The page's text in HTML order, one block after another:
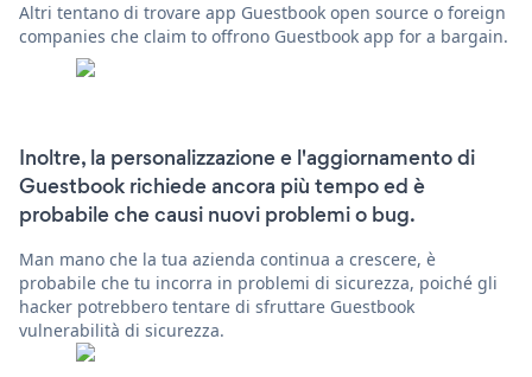
Altri tentano di trovare app Guestbook open source o foreign
companies che claim to offrono Guestbook app for a bargain.
Inoltre, la personalizzazione e l'aggiornamento di
Guestbook richiede ancora più tempo ed è
probabile che causi nuovi problemi o bug.
Man mano che la tua azienda continua a crescere, è
probabile che tu incorra in problemi di sicurezza, poiché gli
hacker potrebbero tentare di sfruttare Guestbook
vulnerabilità di sicurezza.